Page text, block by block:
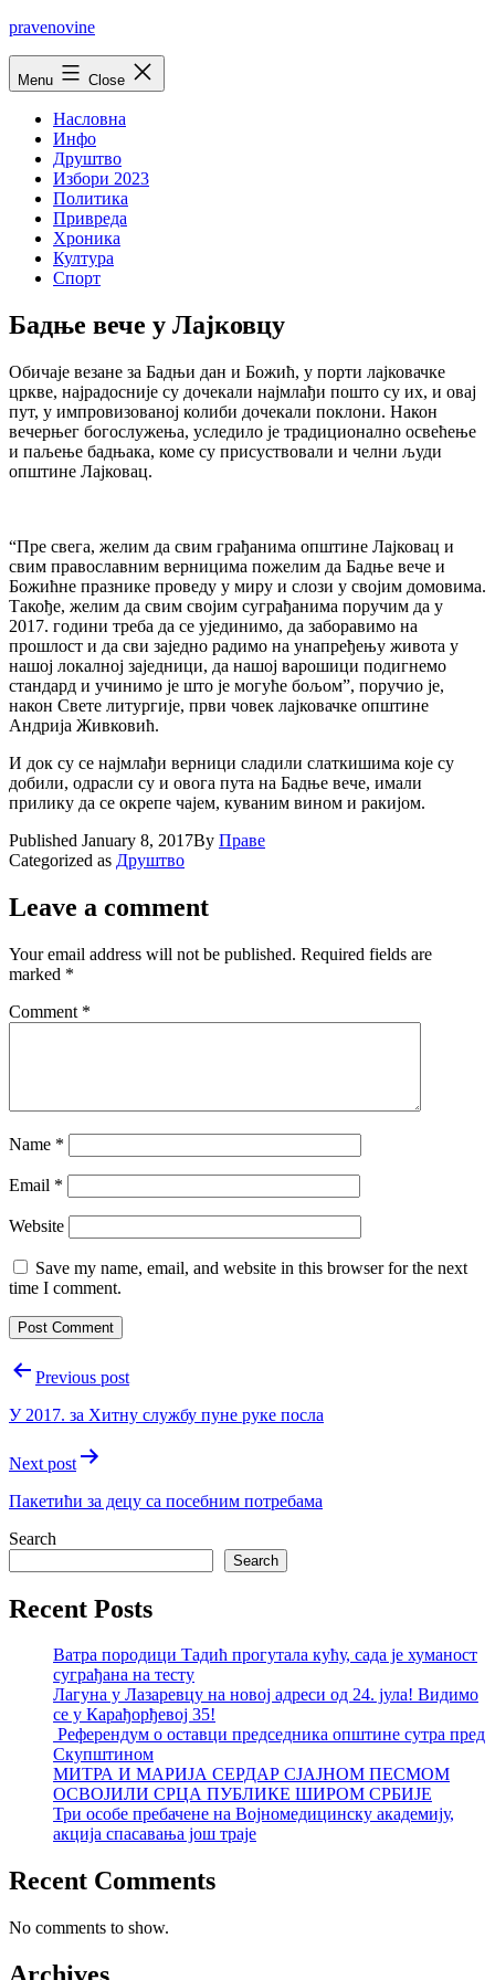
Skip
pravenovine
Menu Close
Насловна
Инфо
Друштво
Избори 2023
Политика
Привреда
Хроника
Култура
Спорт
Бадње вече у Лајковцу
Обичаје везане за Бадњи дан и Божић, у порти лајковачке
цркве, најрадосније су дочекали најмлађи пошто су их, и овај
пут, у импровизованој колиби дочекали поклони. Након
вечерњег богослужења, уследило је традиционално освећење
и паљење бадњака, коме су присуствовали и челни људи
општине Лајковац.
“Пре свега, желим да свим грађанима општине Лајковац и
свим православним верницима пожелим да Бадње вече и
Божићне празнике проведу у миру и слози у својим домовима.
Такође, желим да свим својим суграђанима поручим да у
2017. години треба да се ујединимо, да заборавимо на
прошлост и да сви заједно радимо на унапређењу живота у
нашој локалној заједници, да нашој варошици подигнемо
стандард и учинимо је што је могуће бољом”, поручио је,
након Свете литургије, први човек лајковачке општине
Андрија Живковић.
И док су се најмлађи верници сладили слаткишима које су
добили, одрасли су и овога пута на Бадње вече, имали
прилику да се окрепе чајем, куваним вином и ракијом.
Published January 8, 2017By Праве
Categorized as Друштво
Leave a comment
Your email address will not be published. Required fields are
marked *
Comment *
Name *
Email *
Website
Save my name, email, and website in this browser for the next
time I comment.
PostPrevious post
У 2017. за Хитну службу пуне руке посла
Next post
Пакетићи за децу са посебним потребама
Search
Search
Recent Posts
Ватра породици Тадић прогутала кућу, сада је хуманост
суграђана на тесту
Лагуна у Лазаревцу на новој адреси од 24. јула! Видимо
се у Карађорђевој 35!
Референдум о оставци председника општине сутра пред
Скупштином
МИТРА И МАРИЈА СЕРДАР СЈАЈНОМ ПЕСМОМ
ОСВОЈИЛИ СРЦА ПУБЛИКЕ ШИРОМ СРБИЈЕ
Три особе пребачене на Војномедицинску академију,
акција спасавања још траје
Recent Comments
No comments to show.